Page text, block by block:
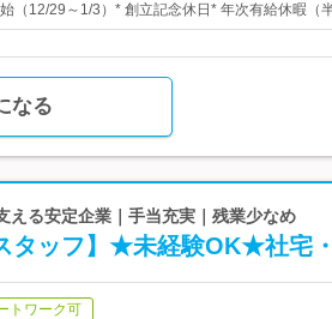
（12/29～1/3）* 創立記念休日* 年次有給休暇（
なる
える安定企業｜手当充実｜残業少なめ
タッフ】★未経験OK★社宅
トワーク可